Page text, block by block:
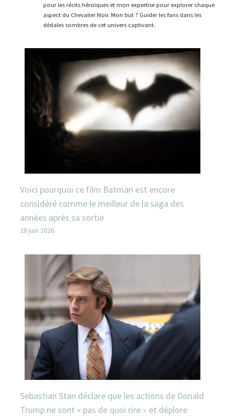
pour les récits héroïques et mon expertise pour explorer chaque
aspect du Chevalier Noir. Mon but ? Guider les fans dans les
dédales sombres de cet univers captivant.
Voici pourquoi ce film Batman est encore
considéré comme le meilleur de la saga des
années après sa sortie
28 juin 2026
Sebastian Stan déclare que les actions de Donald
Trump ne sont « pas de quoi rire » et déplore